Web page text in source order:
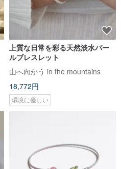
上質な日常を彩る天然淡水パー
ルブレスレット
山へ向かう in the mountains
18,772円
環境に優しい